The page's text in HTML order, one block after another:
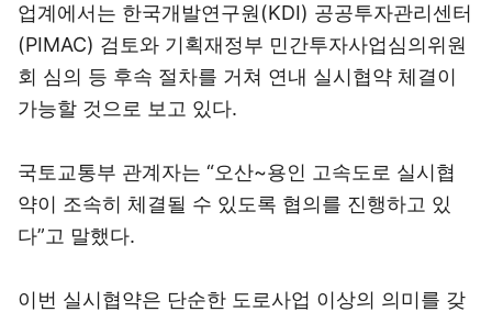
업계에서는 한국개발연구원(KDI) 공공투자관리센터
(PIMAC) 검토와 기획재정부 민간투자사업심의위원
회 심의 등 후속 절차를 거쳐 연내 실시협약 체결이
가능할 것으로 보고 있다.
국토교통부 관계자는 “오산~용인 고속도로 실시협
약이 조속히 체결될 수 있도록 협의를 진행하고 있
다”고 말했다.
이번 실시협약은 단순한 도로사업 이상의 의미를 갖